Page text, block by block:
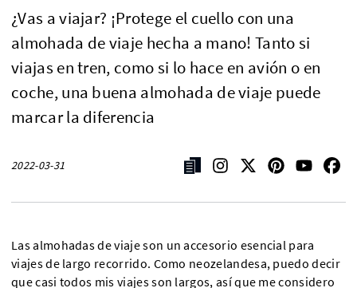
¿Vas a viajar? ¡Protege el cuello con una
almohada de viaje hecha a mano! Tanto si
viajas en tren, como si lo hace en avión o en
coche, una buena almohada de viaje puede
marcar la diferencia
2022-03-31
Las almohadas de viaje son un accesorio esencial para
viajes de largo recorrido. Como neozelandesa, puedo decir
que casi todos mis viajes son largos, así que me considero